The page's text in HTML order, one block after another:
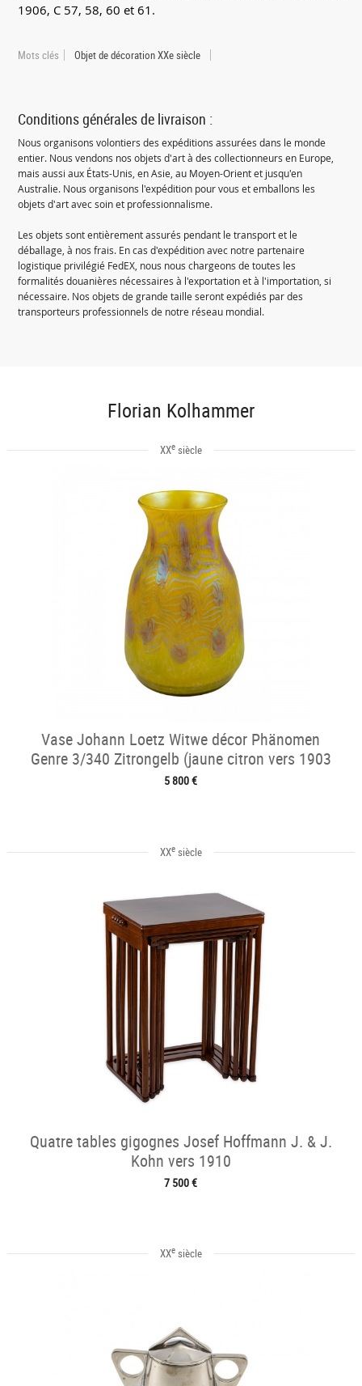
1906, C 57, 58, 60 et 61.
Mots clés Objet de décoration XXe siècle
Conditions générales de livraison :
Nous organisons volontiers des expéditions assurées dans le monde
entier. Nous vendons nos objets d'art à des collectionneurs en Europe,
mais aussi aux États-Unis, en Asie, au Moyen-Orient et jusqu'en
Australie. Nous organisons l'expédition pour vous et emballons les
objets d'art avec soin et professionnalisme.
Les objets sont entièrement assurés pendant le transport et le
déballage, à nos frais. En cas d'expédition avec notre partenaire
logistique privilégié FedEX, nous nous chargeons de toutes les
formalités douanières nécessaires à l'exportation et à l'importation, si
nécessaire. Nos objets de grande taille seront expédiés par des
transporteurs professionnels de notre réseau mondial.
Florian Kolhammer
XXesiècle
Vase Johann Loetz Witwe décor Phänomen
Genre 3/340 Zitrongelb (jaune citron vers 1903
5 800 €
XXesiècle
Quatre tables gigognes Josef Hoffmann J. & J.
Kohn vers 1910
7 500 €
XXesiècle